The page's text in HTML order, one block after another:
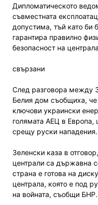
Дипломатическото
съвместната
допустима, тъй като би
гарантира правилно
безопасност на
свързани
След разговора между
Белия дом съобщиха, че
ключови украински
голямата АЕЦ в Европа,
срещу руски нападения.
Зеленски каза в
централи са държавна
страна е готова на
централа, която е под
на войната, съобщи БНР.